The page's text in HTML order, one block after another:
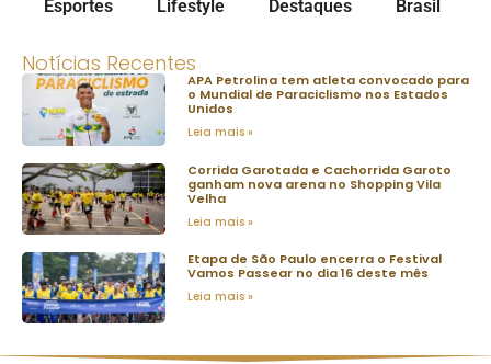
Esportes Lifestyle Destaques Brasil
Notícias Recentes
APA Petrolina tem atleta convocado para
o Mundial de Paraciclismo nos Estados
Unidos
Leia mais »
Corrida Garotada e Cachorrida Garoto
ganham nova arena no Shopping Vila
Velha
Leia mais »
Etapa de São Paulo encerra o Festival
Vamos Passear no dia 16 deste mês
Leia mais »